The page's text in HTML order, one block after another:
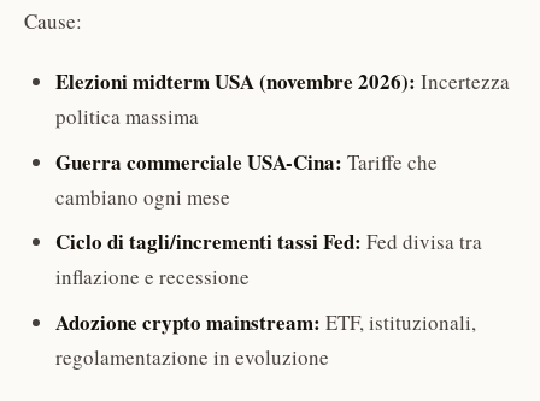
Cause:
Elezioni midterm USA (novembre 2026): Incertezza
politica massima
Guerra commerciale USA-Cina: Tariffe che
cambiano ogni mese
Ciclo di tagli/incrementi tassi Fed: Fed divisa tra
inflazione e recessione
Adozione crypto mainstream: ETF, istituzionali,
regolamentazione in evoluzione